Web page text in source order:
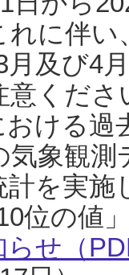
に伴い
月及び4
意くだ
ける過
気象観
を実
位の値
らせ（